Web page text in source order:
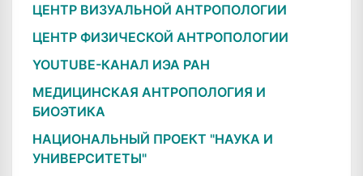
ЦЕНТР ВИЗУАЛЬНОЙ АНТРОПОЛОГИИ
ЦЕНТР ФИЗИЧЕСКОЙ АНТРОПОЛОГИИ
YOUTUBE-КАНАЛ ИЭА РАН
МЕДИЦИНСКАЯ АНТРОПОЛОГИЯ И
БИОЭТИКА
НАЦИОНАЛЬНЫЙ ПРОЕКТ "НАУКА И
УНИВЕРСИТЕТЫ"